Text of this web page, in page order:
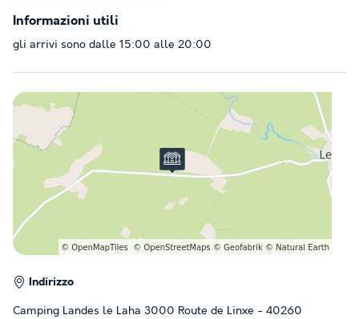
Informazioni utili
gli arrivi sono dalle 15:00 alle 20:00
Indirizzo
Camping Landes le Laha 3000 Route de Linxe - 40260